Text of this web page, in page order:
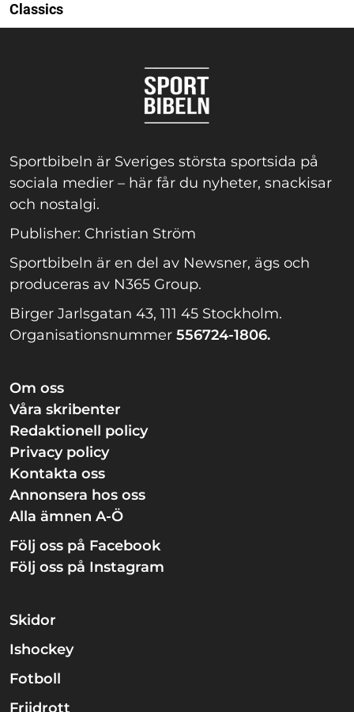
Classics
Sportbibeln är Sveriges största sportsida på
sociala medier – här får du nyheter, snackisar
och nostalgi.
Publisher: Christian Ström
Sportbibeln är en del av Newsner, ägs och
produceras av N365 Group.
Birger Jarlsgatan 43, 111 45 Stockholm.
Organisationsnummer 556724-1806.
Om oss
Våra skribenter
Redaktionell policy
Privacy policy
Kontakta oss
Annonsera hos oss
Alla ämnen A-Ö
Följ oss på Facebook
Följ oss på Instagram
Skidor
Ishockey
Fotboll
Friidrott